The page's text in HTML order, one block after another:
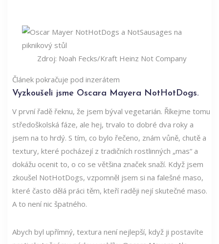
Zdroj: Noah Fecks/Kraft Heinz Not Company
Článek pokračuje pod inzerátem
Vyzkoušeli jsme Oscara Mayera NotHotDogs.
V první řadě řeknu, že jsem býval vegetarián. Říkejme tomu
středoškolská fáze, ale hej, trvalo to dobré dva roky a
jsem na to hrdý. S tím, co bylo řečeno, znám vůně, chutě a
textury, které pocházejí z tradičních rostlinných „mas“ a
dokážu ocenit to, o co se většina značek snaží. Když jsem
zkoušel NotHotDogs, vzpomněl jsem si na falešné maso,
které často dělá práci těm, kteří raději nejí skutečné maso.
A to není nic špatného.
Abych byl upřímný, textura není nejlepší, když ji postavíte